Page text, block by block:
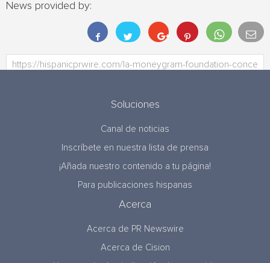
News provided by:
Soluciones
Canal de noticias
Inscríbete en nuestra lista de prensa
¡Añada nuestro contenido a tu página!
Para publicaciones hispanas
Acerca
Acerca de PR Newswire
Acerca de Cision